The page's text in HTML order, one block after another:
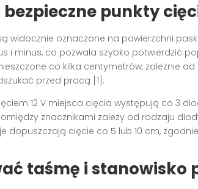
punkty
widocznie oznaczone na powierzchni
i minus, co pozwala szybko potwierdzić
co kilka centymetrów, zależnie
przed pracą [1].
12 V miejsca cięcia występują co 3
znacznikami zależy od rodzaju
dopuszczają cięcie co 5 lub 10 cm,
taśmę i stanowisko